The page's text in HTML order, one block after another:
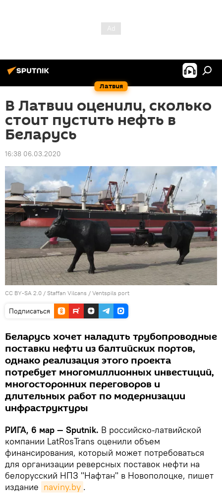
Латвия
В Латвии оценили, сколько
стоит пустить нефть в
Беларусь
16:38 06.03.2020
CC BY-SA 2.0 / Staffan Vilcans / Ventspils port
Подписаться
Беларусь хочет наладить трубопроводные
поставки нефти из балтийских портов,
однако реализация этого проекта
потребует многомиллионных инвестиций,
многосторонних переговоров и
длительных работ по модернизации
инфраструктуры
РИГА, 6 мар — Sputnik. В российско-латвийской
компании LatRosTrans оценили объем
финансирования, который может потребоваться
для организации реверсных поставок нефти на
белорусский НПЗ "Нафтан" в Новополоцке, пишет
издание naviny.by .